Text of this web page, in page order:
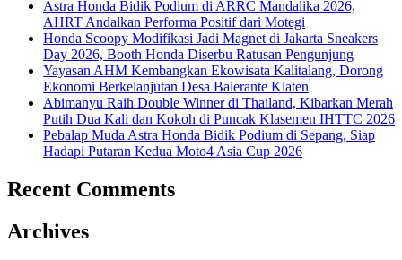
Astra Honda Bidik Podium di ARRC Mandalika 2026,
AHRT Andalkan Performa Positif dari Motegi
Honda Scoopy Modifikasi Jadi Magnet di Jakarta Sneakers
Day 2026, Booth Honda Diserbu Ratusan Pengunjung
Yayasan AHM Kembangkan Ekowisata Kalitalang, Dorong
Ekonomi Berkelanjutan Desa Balerante Klaten
Abimanyu Raih Double Winner di Thailand, Kibarkan Merah
Putih Dua Kali dan Kokoh di Puncak Klasemen IHTTC 2026
Pebalap Muda Astra Honda Bidik Podium di Sepang, Siap
Hadapi Putaran Kedua Moto4 Asia Cup 2026
Recent Comments
Archives